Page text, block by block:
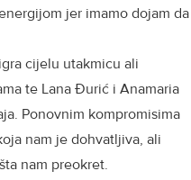
jer imamo dojam da
cijelu utakmicu ali
te Lana Đurić i Anamaria
Ponovnim kompromisima
nam je dohvatljiva, ali
nam preokret.